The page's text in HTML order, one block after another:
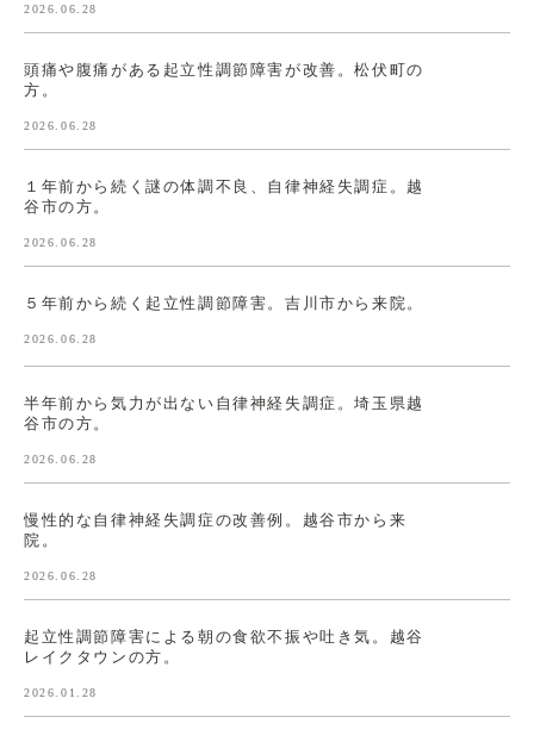
2026.06.28
頭痛や腹痛がある起立性調節障害が改善。松伏町の
方。
2026.06.28
１年前から続く謎の体調不良、自律神経失調症。越
谷市の方。
2026.06.28
５年前から続く起立性調節障害。吉川市から来院。
2026.06.28
半年前から気力が出ない自律神経失調症。埼玉県越
谷市の方。
2026.06.28
慢性的な自律神経失調症の改善例。越谷市から来
院。
2026.06.28
起立性調節障害による朝の食欲不振や吐き気。越谷
レイクタウンの方。
2026.01.28